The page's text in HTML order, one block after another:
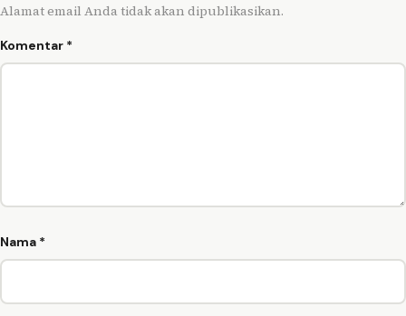
Alamat email Anda tidak akan dipublikasikan.
Komentar *
Nama *